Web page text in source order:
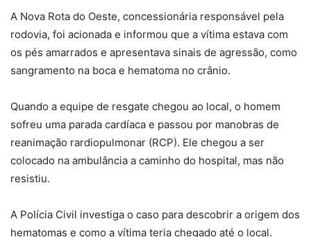
A Nova Rota do Oeste, concessionária responsável pela
rodovia, foi acionada e informou que a vítima estava com
os pés amarrados e apresentava sinais de agressão, como
sangramento na boca e hematoma no crânio.
Quando a equipe de resgate chegou ao local, o homem
sofreu uma parada cardíaca e passou por manobras de
reanimação rardiopulmonar (RCP). Ele chegou a ser
colocado na ambulância a caminho do hospital, mas não
resistiu.
A Polícia Civil investiga o caso para descobrir a origem dos
hematomas e como a vítima teria chegado até o local.